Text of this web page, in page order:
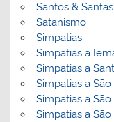
Santos &
Satanismo
Simpatias
Simpatias a
Simpatias a
Simpatias a São
Simpatias a
Simpatias a